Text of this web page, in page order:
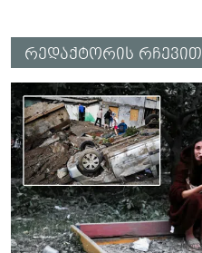
რედაქტორის რჩევით